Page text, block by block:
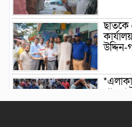
ছাতকে